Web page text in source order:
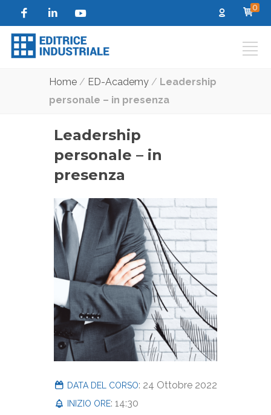
0
Home / ED-Academy / Leadership
personale – in presenza
Leadership
personale – in
presenza
DATA DEL CORSO: 24 Ottobre 2022
INIZIO ORE: 14:30